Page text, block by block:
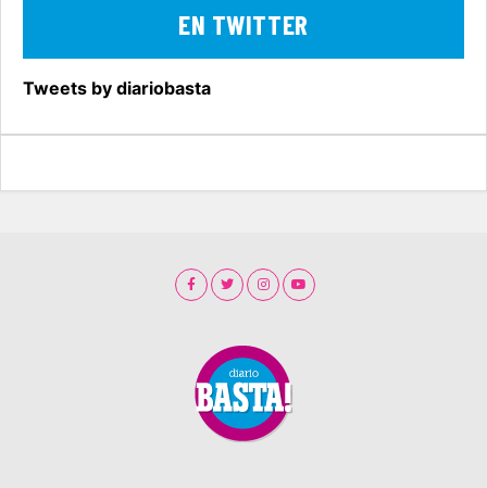
EN TWITTER
Tweets by diariobasta